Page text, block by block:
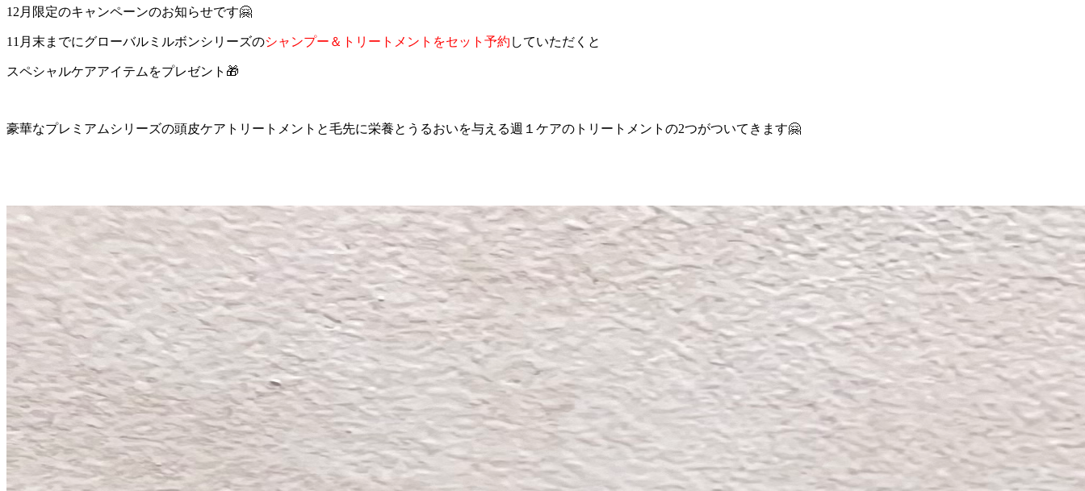
12月限定のキャンペーンのお知らせです🤗
11月末までにグローバルミルボンシリーズのシャンプー＆トリートメントをセット予約 していただくと
スペシャルケアアイテムをプレゼント🎁
豪華なプレミアムシリーズの頭皮ケアトリートメントと毛先に栄養とうるおいを与える週１ケアのトリートメントの2つがついてきます🤗